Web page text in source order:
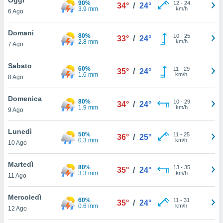
è
al sito
di
ci
di
il
un
la
nella
6 Ago
90%
3.9 mm
34° / 24° 12- 24
km/h
Domani
7 Ago
80%
2.8 mm
33° / 24° 10- 25
km/h
Sabato
8 Ago
60%
1.6 mm
35° / 24° 11 - 29
km/h
Domenica
9 Ago
80%
1.9 mm
34° / 24° 10- 29
km/h
Lunedì
10 Ago
50%
0.3 mm
36° / 25° 11 - 25
km/h
Martedì
11 Ago
80%
3.3 mm
35° / 24° 13- 35
km/h
Mercoledì
12 Ago
60%
0.6 mm
35° / 24° 11 - 31
km/h